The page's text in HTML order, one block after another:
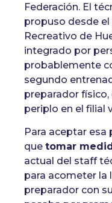
Federación. El
propuso desde
Recreativo de
integrado por
probablemente
segundo
preparador
periplo en el filial
Para aceptar esa
que tomar
actual del staff
para acometer la
preparador con